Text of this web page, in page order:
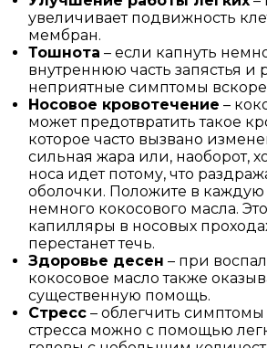
увеличивает подвижность
мембран.
Тошнота – если капнуть
внутреннюю часть запястья и
неприятные симптомы вскоре
Носовое кровотечение –
может предотвратить такое
которое часто вызвано
сильная жара или, наоборот,
носа идет потому, что
оболочки. Положите в
немного кокосового масла.
капилляры в носовых
перестанет течь.
Здоровье десен – при
кокосовое масло также
существенную помощь.
Стресс – облегчить симптомы
стресса можно с помощью